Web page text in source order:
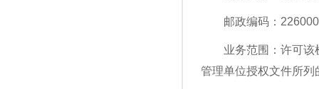
邮政编码：226000
业务范围：许可
管理单位授权文件所列